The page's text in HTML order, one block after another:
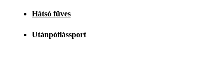
Hátsó füves
Utánpótlássport